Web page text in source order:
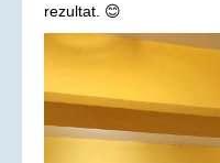
rezultat. 😊